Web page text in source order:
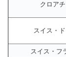
クロア
スイス・
スイス・フ